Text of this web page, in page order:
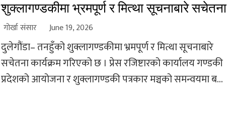
शुक्लागण्डकीमा भ्रमपूर्ण र मित्था सूचनाबारे सचेतना
गोर्खा संसार June 19, 2026
दुलेगौंडा– तनहुँको शुक्लागण्डकीमा भ्रमपूर्ण र मित्था सूचनाबारे
सचेतना कार्यक्रम गरिएको छ । प्रेस रजिष्टारको कार्यालय गण्डकी
प्रदेशको आयोजना र शुक्लागण्डकी पत्रकार मञ्चको समन्वयमा ब...